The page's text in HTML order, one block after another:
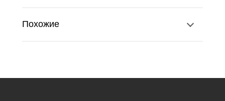
Похожие